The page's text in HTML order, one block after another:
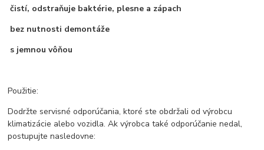
čistí, odstraňuje baktérie, plesne a zápach
bez nutnosti demontáže
s jemnou vôňou
Použitie:
Dodržte servisné odporúčania, ktoré ste obdržali od výrobcu
klimatizácie alebo vozidla. Ak výrobca také odporúčanie nedal,
postupujte nasledovne: